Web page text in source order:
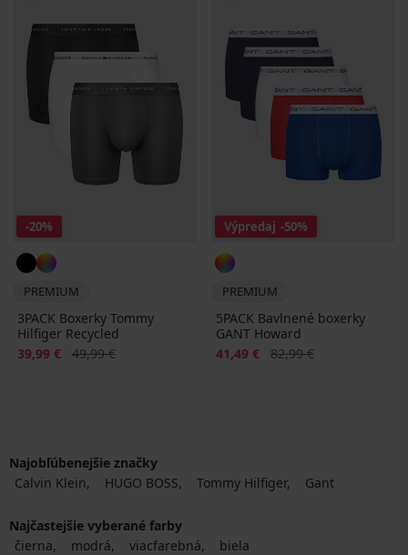
-20%
PREMIUM
3PACK Boxerky Tommy
Hilfiger Recycled
Zľava
39,99 € Pôvodná cena
49,99 €
Výpredaj -50%
PREMIUM
5PACK Bavlnené boxerky
GANT Howard
Zľava
41,49 € Pôvodná cena
82,99 €
Najobľúbenejšie značky
Calvin Klein
HUGO BOSS Tommy Hilfiger Gant
Najčastejšie vyberané farby
čierna
modrá viacfarebná biela